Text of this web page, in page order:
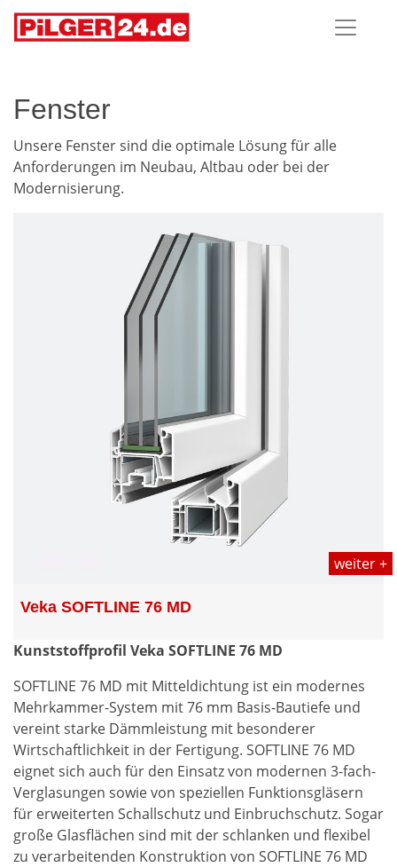
Fenster
Unsere Fenster sind die optimale Lösung für alle
Anforderungen im Neubau, Altbau oder bei der
Modernisierung.
weiter +
Veka SOFTLINE 76 MD
Kunststoffprofil Veka SOFTLINE 76 MD
SOFTLINE 76 MD mit Mitteldichtung ist ein modernes
Mehrkammer-System mit 76 mm Basis-Bautiefe und
vereint starke Dämmleistung mit besonderer
Wirtschaftlichkeit in der Fertigung. SOFTLINE 76 MD
eignet sich auch für den Einsatz von modernen 3-fach-
Verglasungen sowie von speziellen Funktionsgläsern
für erweiterten Schallschutz und Einbruchschutz. Sogar
große Glasflächen sind mit der schlanken und flexibel
zu verarbeitenden Konstruktion von SOFTLINE 76 MD